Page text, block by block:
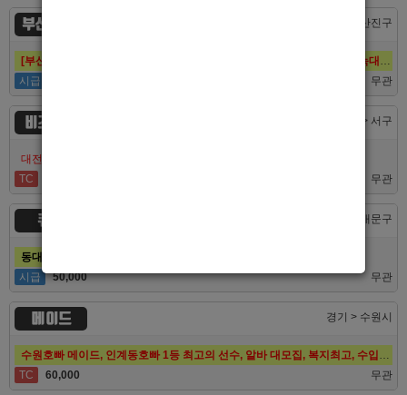
부산 퍼스트 부산 > 부산진구
[부산호빠 퍼스트] 대한민국 1등규모! 서면호빠 12년째 독점! (구. 헤라,늑대,썸,버드)
시급
무관
비즈니스 대전 > 서구
대전호빠 최고의 팀 브라더에서 선수 추가모집합니다!
TC
무관
큐브 서울 > 동대문구
동대문호빠 큐브, 장안동호빠 최고의 대우로 선수 모집합니다.
시급
50,000 무관
메이드 경기 > 수원시
수원호빠 메이드, 인계동호빠 1등 최고의 선수, 알바 대모집, 복지최고, 수입최고
TC
60,000 무관